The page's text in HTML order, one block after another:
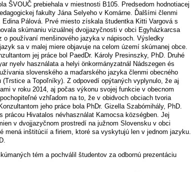
ŠVOUČ prebiehala v miestnosti B105. Predsedom hodnotiacej
fakulty Jána Selyeho v Komárne. Ďalšími členmi
Pálová. Prvé miesto získala študentka Kitti Vargová s
skúmaniu vizuálnej dvojjazyčnosti v obci Egyházkarcsa
používaní menšinového jazyka v nápisoch. Výsledky
sa v malej miere objavuje na celom území skúmanej obce.
jej práce bol PaedDr. Károly Presinszky, PhD. Druhé
nyelv használata a helyi önkormányzatnál Nádszegen és
slovenského a maďarského jazyka členmi obecného
a Topoľníky). Z odpovedí opýtaných vyplynulo, že aj
v roku 2014, aj počas výkonu svojej funkcie v obecnom
vzhľadom na to, že v obidvoch obciach tvoria
jeho práce bola PhDr. Gizella Szabómihály, PhD.
Hivatalos névhasználat Kamocsa községben. Jej
v dvojjazyčnom prostredí na južnom Slovensku v obci
mená inštitúcií a firiem, ktoré sa vyskytujú len v jednom jazyku.
tém a pochválil študentov za odbornú prezentáciu